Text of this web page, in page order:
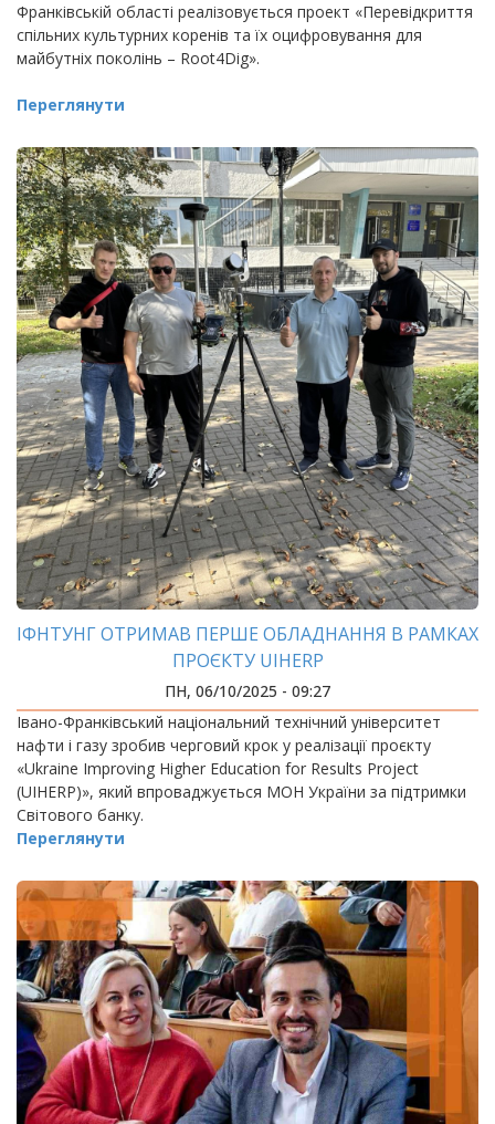
Франківській області реалізовується проект «Перевідкриття
спільних культурних коренів та їх оцифровування для
майбутніх поколінь – Root4Dig».
Переглянути
ІФНТУНГ ОТРИМАВ ПЕРШЕ ОБЛАДНАННЯ В РАМКАХ
ПРОЄКТУ UIHERP
ПН, 06/10/2025 - 09:27
Івано-Франківський національний технічний університет
нафти і газу зробив черговий крок у реалізації проєкту
«Ukraine Improving Higher Education for Results Project
(UIHERP)», який впроваджується МОН України за підтримки
Світового банку.
Переглянути